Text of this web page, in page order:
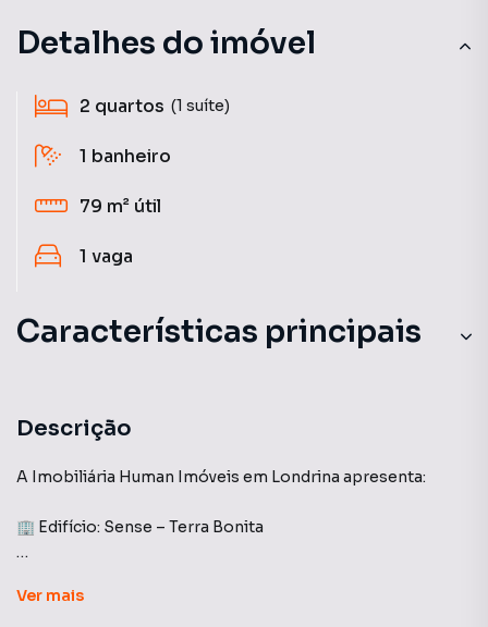
Detalhes do imóvel
2 quartos (1 suíte)
1 banheiro
79 m² útil
1 vaga
Características principais
Porcelanato
Portaria 24h
Andar Alto
Descrição
A Imobiliária Human Imóveis em Londrina apresenta:
🏢 Edifício: Sense – Terra Bonita
busca conforto, modernidade e praticidade. O imóvel
Ver mais